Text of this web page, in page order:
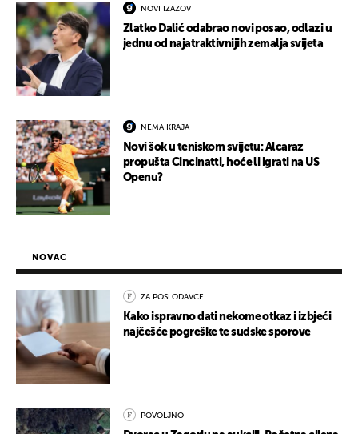
NOVI IZAZOV
Zlatko Dalić odabrao novi posao, odlazi u
jednu od najatraktivnijih zemalja svijeta
NEMA KRAJA
Novi šok u teniskom svijetu: Alcaraz
propušta Cincinatti, hoće li igrati na US
Openu?
NOVAC
ZA POSLODAVCE
Kako ispravno dati nekome otkaz i izbjeći
najčešće pogreške te sudske sporove
POVOLJNO